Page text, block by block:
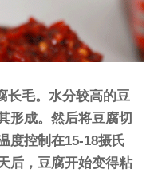
长毛。水分较高的豆
形成。然后将豆腐切
度控制在15-18摄氏
后，豆腐开始变得粘